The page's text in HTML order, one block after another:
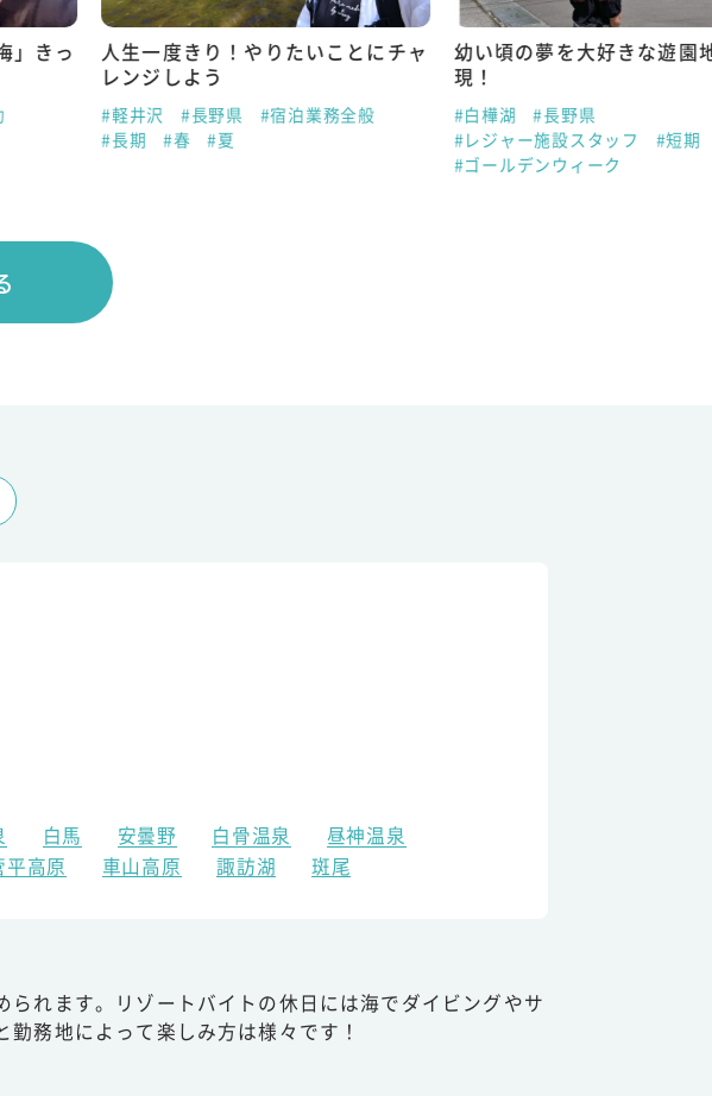
」きっ
人生一度きり！やりたいことにチャ
レンジしよう
#軽井沢 #長野県
#宿泊業務全般
#長期
#春 #夏
幼い頃の夢を大好きな遊園
現！
#白樺湖
#長野県
#レジャー施設スタッフ
#短期
#ゴールデンウィーク
白馬 安曇野 白骨温泉
昼神温泉
平高原 車山高原 諏訪湖 斑尾
れます。リゾートバイトの休日には海でダイビングやサ
務地によって楽しみ方は様々です！